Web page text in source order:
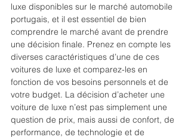
luxe disponibles sur le marché automobile
portugais, et il est essentiel de bien
comprendre le marché avant de prendre
une décision finale. Prenez en compte les
diverses caractéristiques d’une de ces
voitures de luxe et comparez-les en
fonction de vos besoins personnels et de
votre budget. La décision d’acheter une
voiture de luxe n’est pas simplement une
question de prix, mais aussi de confort, de
performance, de technologie et de